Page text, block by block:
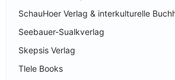
SchauHoer Verlag & interkulturelle
Seebauer-Sualkverlag
Skepsis Verlag
Tlele Books